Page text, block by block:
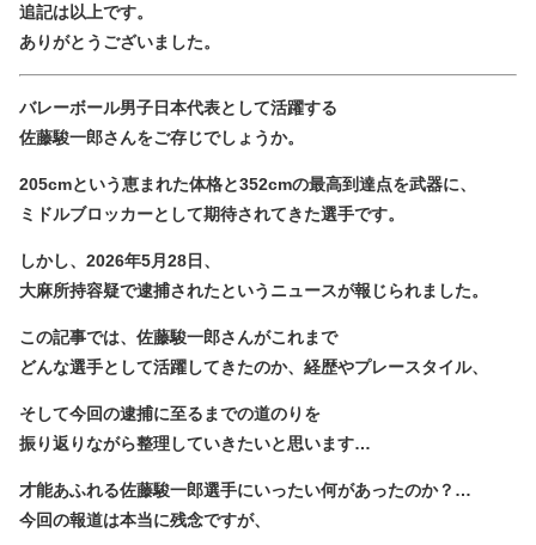
追記は以上です。
ありがとうございました。
バレーボール男子日本代表として活躍する
佐藤駿一郎さんをご存じでしょうか。
205cmという恵まれた体格と352cmの最高到達点を武器に、
ミドルブロッカーとして期待されてきた選手です。
しかし、2026年5月28日、
大麻所持容疑で逮捕されたというニュースが報じられました。
この記事では、佐藤駿一郎さんがこれまで
どんな選手として活躍してきたのか、経歴やプレースタイル、
そして今回の逮捕に至るまでの道のりを
振り返りながら整理していきたいと思います…
才能あふれる佐藤駿一郎選手にいったい何があったのか？…
今回の報道は本当に残念ですが、